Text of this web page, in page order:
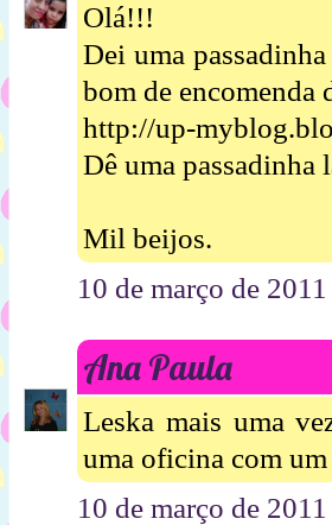
Olá!!!
Dei uma
bom de encomenda
http://up-
Dê uma passadinha
Mil beijos.
10 de março de
Ana Paula
Leska mais uma
uma oficina com
10 de março de